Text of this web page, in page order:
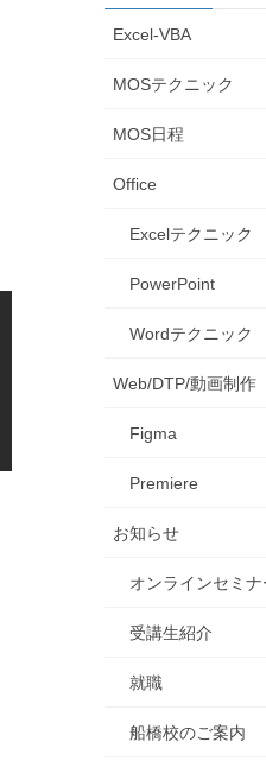
Excel-VBA
MOSテクニック
MOS日程
Office
Excelテクニック
PowerPoint
Wordテクニック
Web/DTP/動画制作
Figma
Premiere
お知らせ
オンラインセミ
受講生紹介
就職
船橋校のご案内